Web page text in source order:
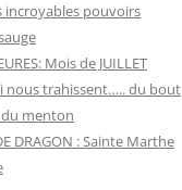
incroyables pouvoirs
Mois de JUILLET
nous trahissent….. du bout
menton
DRAGON : Sainte Marthe